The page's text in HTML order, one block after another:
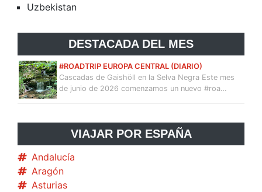
Uzbekistan
DESTACADA DEL MES
#ROADTRIP EUROPA CENTRAL (DIARIO)
Cascadas de Gaishöll en la Selva Negra Este mes
de junio de 2026 comenzamos un nuevo #roa…
VIAJAR POR ESPAÑA
Andalucía
Aragón
Asturias